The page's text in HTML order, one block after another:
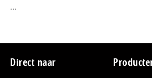
...
Footer
Direct naar